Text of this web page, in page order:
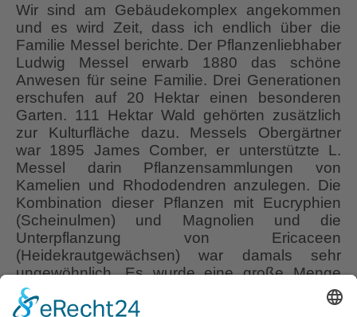
Wir sind am Gebäudekomplex angekommen
und es wird Zeit, dass ich endlich über die
Familie Messel berichte. Der Pflanzenliebhaber
Ludwig Messel erwarb 1880 das schöne
Anwesen für seine Familie. Drei Generationen
erschufen auf 20 Hektar einen besonderen
Garten. 111 Hektar Wald gehörten zusätzlich
zur Kulturfläche dazu. Messels Obergärtner
war 1895 James Comber, er unterstützte L.
Messel darin Pflanzensammlungen von
Kamelien und Rhododendren anzulegen. Die
Kombination dieser Pflanzen mit Eucryphien
(Scheinulmen) und Magnolien und die
Unterpflanzung von Ericaceen
(Heidekrautgewächsen) war damals sehr
ungewöhnlich. Es wurde eine große Menge
seltener Pflanzen gesammelt und hier
angesiedelt. Vieles, wie Plectranthus species,